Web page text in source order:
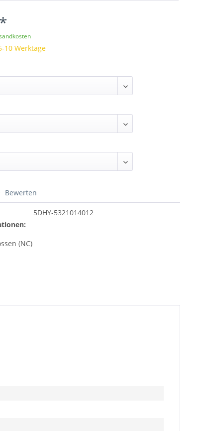
10 Werktage
Bewerten
5DHY-5321014012
(NC)